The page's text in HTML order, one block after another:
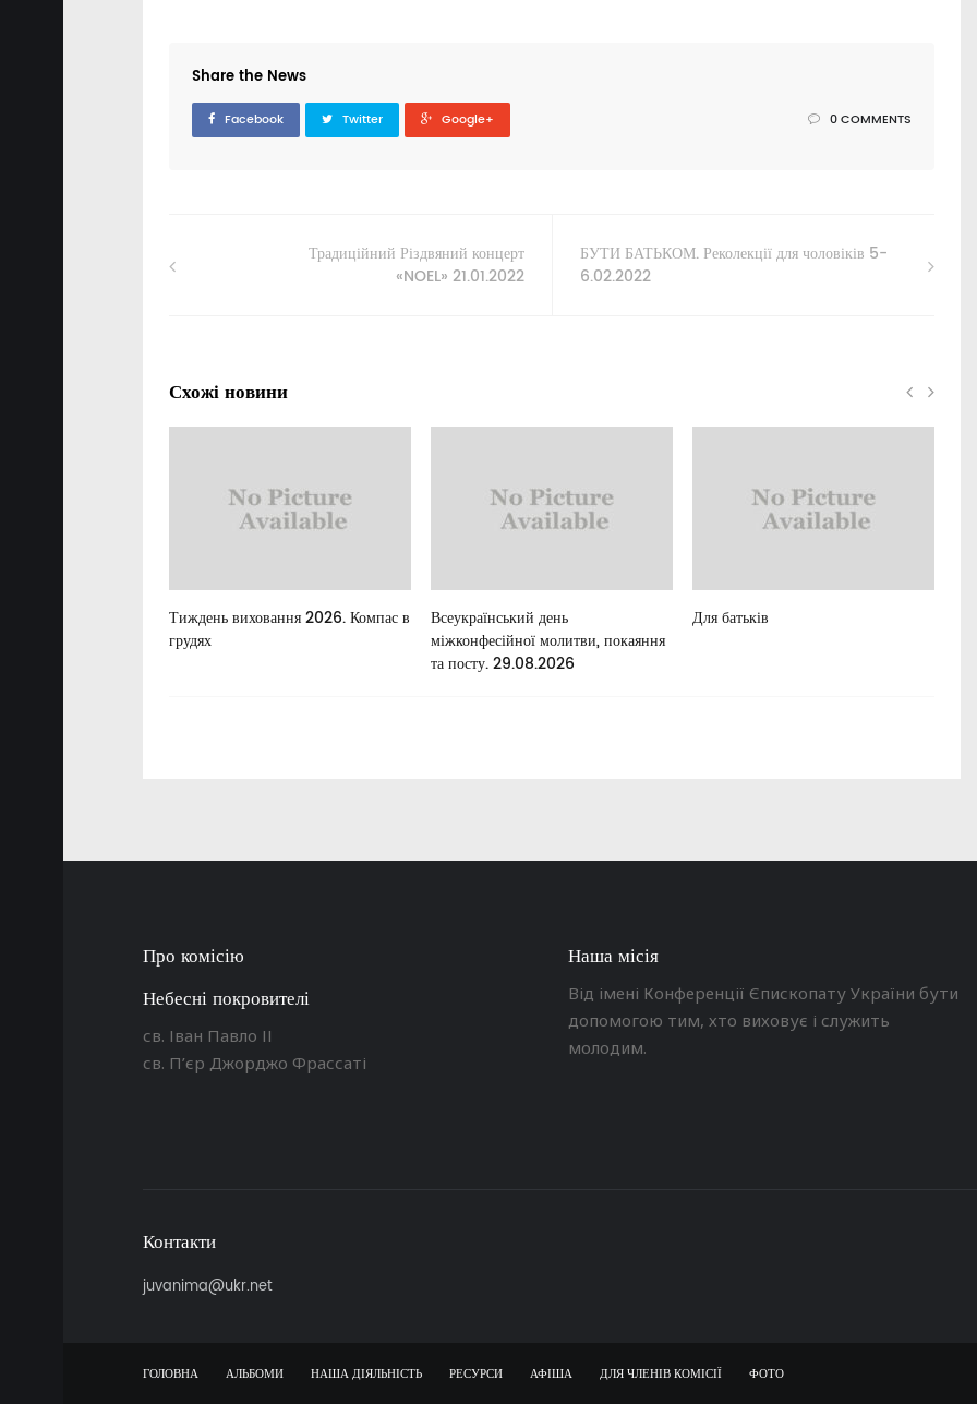
Share the News
Facebook Twitter Google+ 0 COMMENTS
Традиційний Різдвяний концерт
«NOEL» 21.01.2022
БУТИ БАТЬКОМ. Реколекції для чоловіків 5-
6.02.2022
Схожі новини
Тиждень виховання 2026. Компас в
грудях
Всеукраїнський день
міжконфесійної молитви, покаяння
та посту. 29.08.2026
Для батьків
Про комісію
Небесні покровителі
св. Іван Павло ІІ
св. П’єр Джорджо Фрассаті
Наша місія
Від імені Конференції Єпископату України бути
допомогою тим, хто виховує і служить
молодим.
Контакти
juvanima@ukr.net
ГОЛОВНА АЛЬБОМИ НАША ДІЯЛЬНІСТЬ РЕСУРСИ АФІША ДЛЯ ЧЛЕНІВ КОМІСІЇ ФОТО